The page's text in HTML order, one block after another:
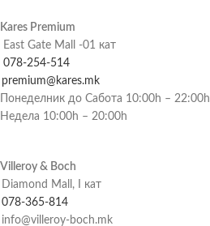
Kares Premium
East Gate Mall -01 кат
078-254-514
premium@kares.mk
Понеделник до Сабота 10:00h – 22:00h
Недела 10:00h – 20:00h
Villeroy & Boch
Diamond Mall, I кат
078-365-814
info@villeroy-boch.mk